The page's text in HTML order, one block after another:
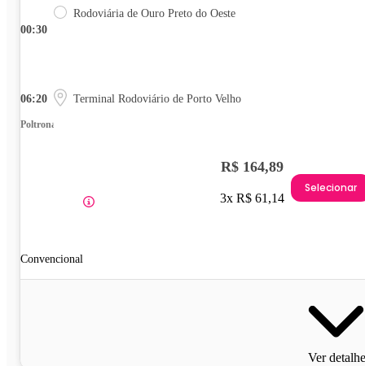
00:30
Rodoviária de Ouro Preto do Oeste
06:20 Terminal Rodoviário de Porto Velho
Poltrona
Convencional
R$ 164,89
3x R$ 61,14
Selecionar
Ver